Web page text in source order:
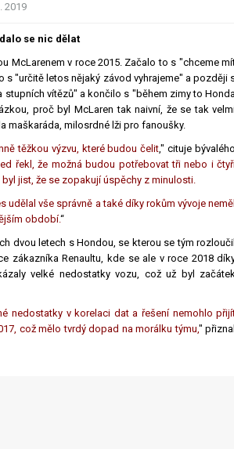
2019
se nic dělat
McLarenem v roce 2015. Začalo to s "chceme
"určitě letos nějaký závod vyhrajeme" a později
stupních vítězů" a končilo s "během zimy to
proč byl McLaren tak naivní, že se tak
maškaráda, milosrdné lži pro fanoušky.
těžkou výzvu, které budou čelit," cituje bývalého
řekl, že možná budou potřebovat tři nebo i
jist, že se zopakují úspěchy z minulosti.
vše správně a také díky rokům vývoje neměl
období.“
dvou letech s Hondou, se kterou se tým rozloučil
Renaultu, kde se ale v roce 2018
velké nedostatky vozu, což už byl
nedostatky v korelaci dat a řešení nemohlo
což mělo tvrdý dopad na morálku týmu," přiznal